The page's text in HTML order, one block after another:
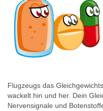
Flugzeugs das
wackelt hin und her. Dein
Nervensignale und